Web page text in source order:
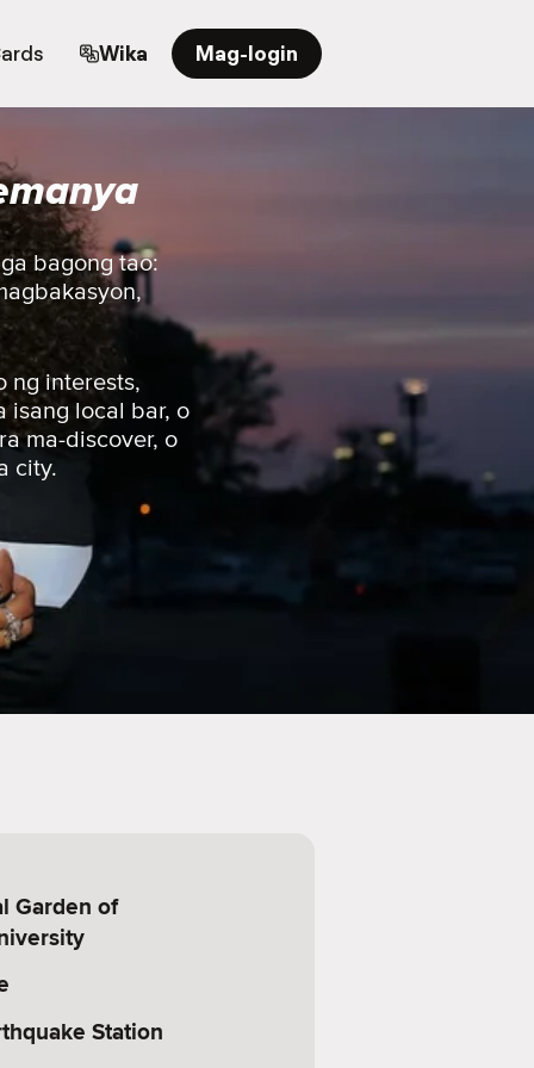
Wika Mag-login
bagong tao:
ng interests,
isang local bar, o
ma-discover, o
city.
Garden of
Station